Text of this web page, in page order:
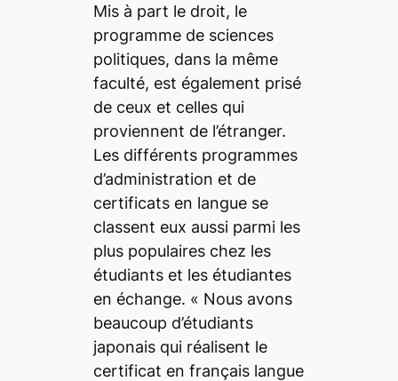
Mis à part le droit, le
programme de sciences
politiques, dans la même
faculté, est également prisé
de ceux et celles qui
proviennent de l’étranger.
Les différents programmes
d’administration et de
certificats en langue se
classent eux aussi parmi les
plus populaires chez les
étudiants et les étudiantes
en échange. « Nous avons
beaucoup d’étudiants
japonais qui réalisent le
certificat en français langue